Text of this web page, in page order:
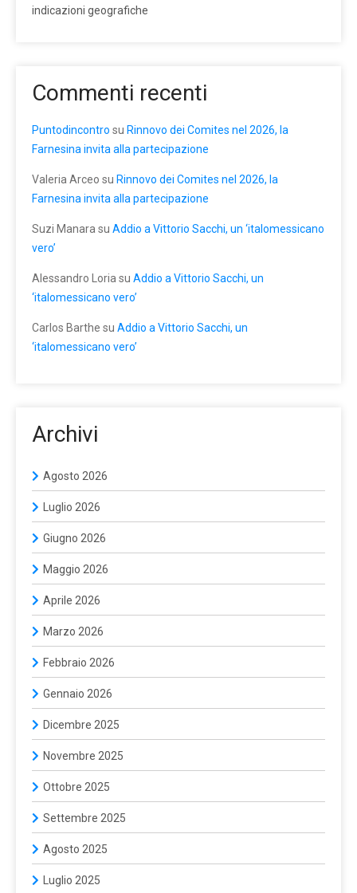
indicazioni geografiche
Commenti recenti
Puntodincontro su Rinnovo dei Comites nel 2026, la
Farnesina invita alla partecipazione
Valeria Arceo su Rinnovo dei Comites nel 2026, la
Farnesina invita alla partecipazione
Suzi Manara su Addio a Vittorio Sacchi, un ‘italomessicano
vero’
Alessandro Loria su Addio a Vittorio Sacchi, un
‘italomessicano vero’
Carlos Barthe su Addio a Vittorio Sacchi, un
‘italomessicano vero’
Archivi
Agosto 2026
Luglio 2026
Giugno 2026
Maggio 2026
Aprile 2026
Marzo 2026
Febbraio 2026
Gennaio 2026
Dicembre 2025
Novembre 2025
Ottobre 2025
Settembre 2025
Agosto 2025
Luglio 2025